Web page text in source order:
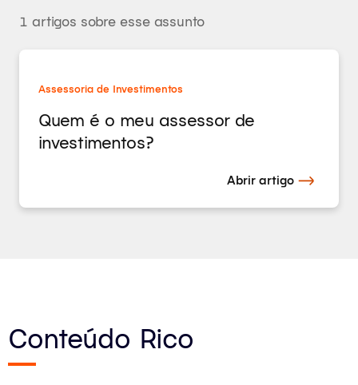
1 artigos sobre esse assunto
Assessoria de Investimentos
Quem é o meu assessor de
investimentos?
Abrir artigo
Conteúdo Rico